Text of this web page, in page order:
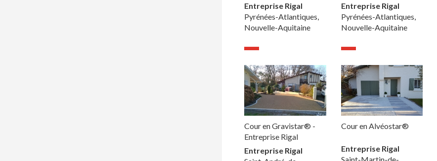
Entreprise Rigal
Pyrénées-Atlantiques,
Nouvelle-Aquitaine
Entreprise Rigal
Pyrénées-Atlantiques,
Nouvelle-Aquitaine
Cour en Gravistar® -
Entreprise Rigal
Entreprise Rigal
Cour en Alvéostar®
Entreprise Rigal